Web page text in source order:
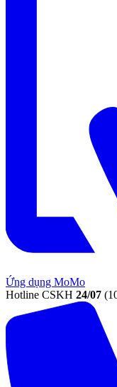
Ứng dụng MoMo
Hotline CSKH 24/07